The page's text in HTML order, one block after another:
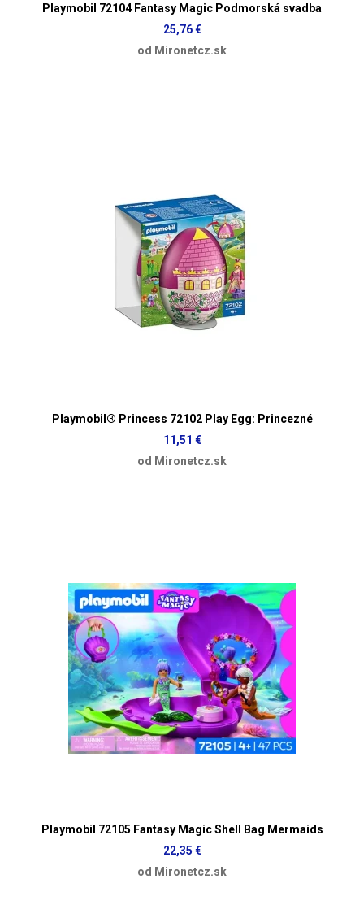
Playmobil 72104 Fantasy Magic Podmorská svadba
25,76 €
od Mironetcz.sk
Playmobil® Princess 72102 Play Egg: Princezné
11,51 €
od Mironetcz.sk
Playmobil 72105 Fantasy Magic Shell Bag Mermaids
22,35 €
od Mironetcz.sk